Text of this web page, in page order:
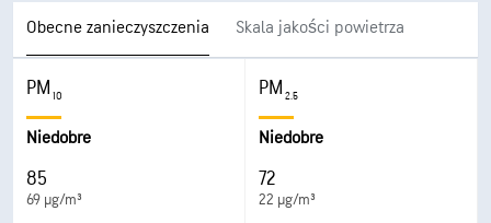
Obecne zanieczyszczenia Skala jakości powietrza
PM10
Niedobre
85
69 µg/m³
PM2.5
Niedobre
72
22 µg/m³